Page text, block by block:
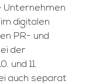
Unternehmen
digitalen
PR- und
der
und 11.
auch separat